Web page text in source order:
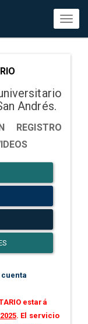
Andrés.
REGISTRO
estará
. El servicio